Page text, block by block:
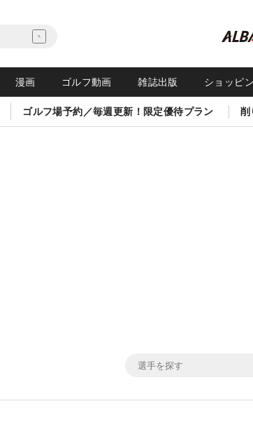
漫画 ゴルフ動画 雑誌出版 ショッピ
ゴルフ場予約／毎週更新！限定優待プラン 削